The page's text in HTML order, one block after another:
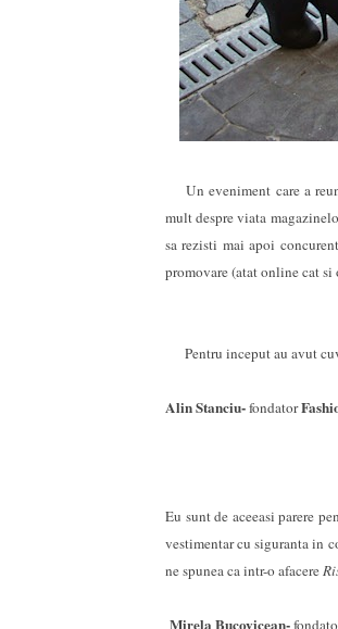
Un eveniment care a
mult despre viata
sa rezisti mai apoi
promovare (atat online cat si
Pentru inceput au avut
Alin Stanciu-fondator
Eu sunt de aceeasi parere
vestimentar cu siguranta in
ne spunea ca intr-o afacere
Mirela Bucovicean-